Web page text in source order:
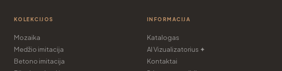
KOLEKCIJOS
Mozaika
Medžio imitacija
Betono imitacija
INFORMACIJA
Katalogas
AI Vizualizatorius ✦
Kontaktai